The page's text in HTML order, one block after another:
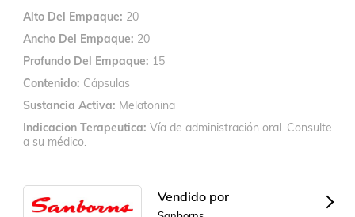
Alto Del Empaque 20
Ancho Del Empaque 20
Profundo Del Empaque
15
Contenido Cápsulas
Sustancia Activa Melatonina
Indicacion Terapeutica Vía de administración oral. Consulte
a su médico.
Vendido por